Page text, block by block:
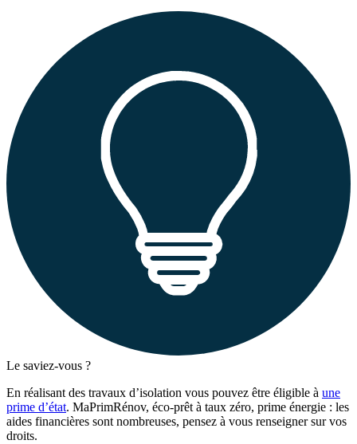
Le saviez-vous ?
En réalisant des travaux d’isolation vous pouvez être éligible à une
prime d’état. MaPrimRénov, éco-prêt à taux zéro, prime énergie : les
aides financières sont nombreuses, pensez à vous renseigner sur vos
droits.